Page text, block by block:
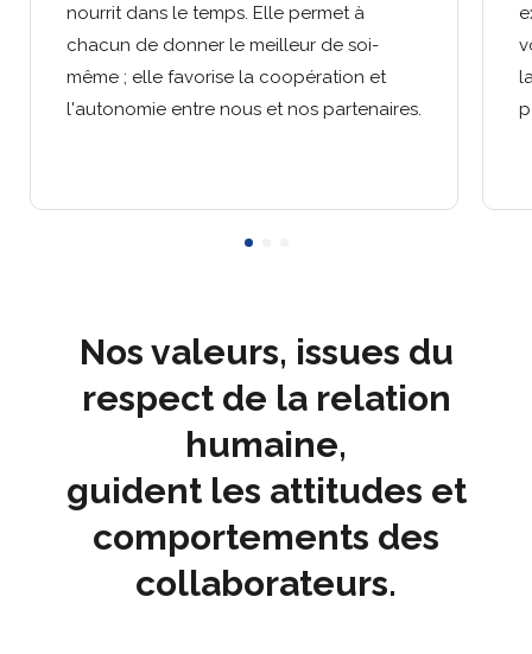
nourrit dans le temps. Elle permet à
chacun de donner le meilleur de soi-
même ; elle favorise la coopération et
l'autonomie entre nous et nos partenaires.
Nos valeurs, issues du
respect de la relation
humaine,
guident les attitudes et
comportements des
collaborateurs.